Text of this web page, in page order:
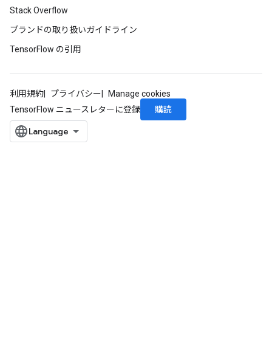
Stack Overflow
ブランドの取り扱いガイドライン
TensorFlow の引用
利用規約 プライバシー
Manage cookies
TensorFlow ニュースレターに登録
購読